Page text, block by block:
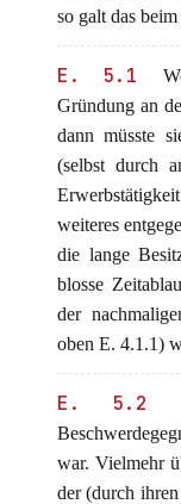
so galt das
E. 5.1
Gründung an
dann müsste
(selbst durch
weiteres
die lange
blosse
der
oben E. 4.1.1)
E. 5.2
war. Vielmehr
der (durch